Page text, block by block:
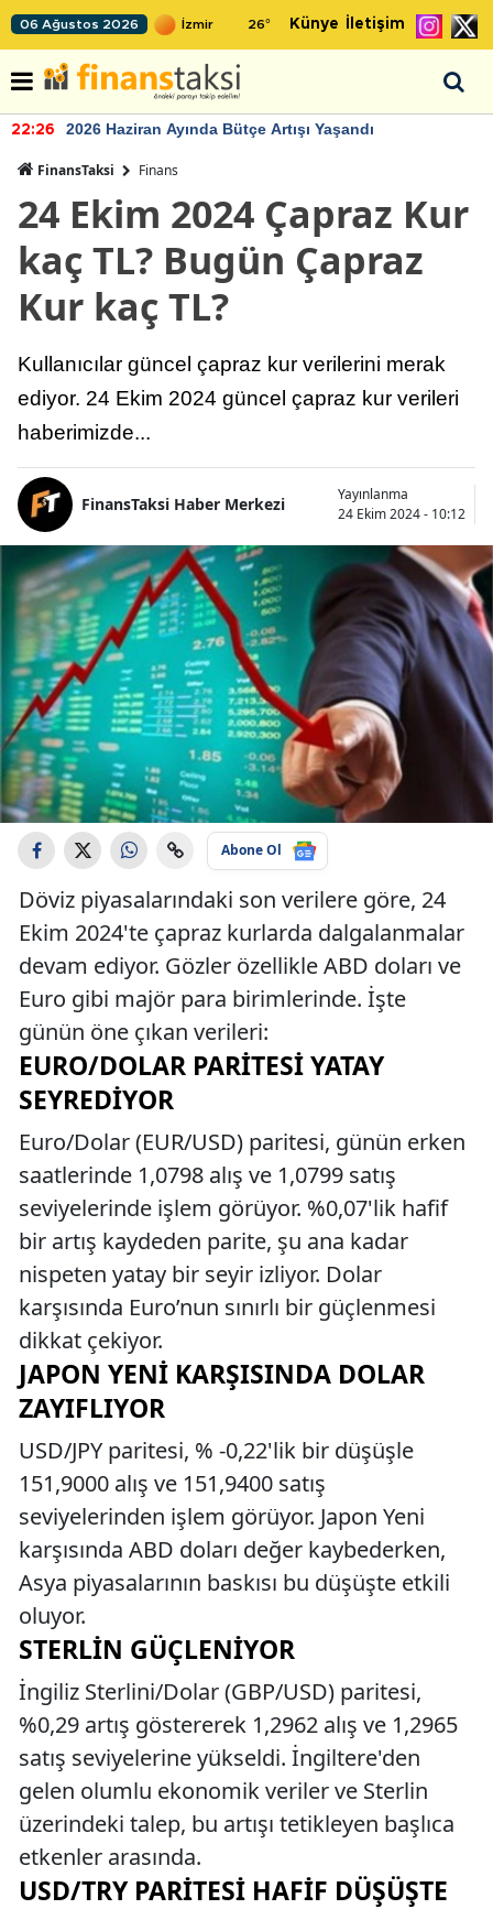
06 Ağustos 2026 26° Künye İletişim
22:26 2026 Haziran Ayında Bütçe Artışı Yaşandı
FinansTaksi Finans
24 Ekim 2024 Çapraz Kur
kaç TL? Bugün Çapraz
Kur kaç TL?
Kullanıcılar güncel çapraz kur verilerini merak
ediyor. 24 Ekim 2024 güncel çapraz kur verileri
haberimizde...
FinansTaksi Haber Merkezi
Yayınlanma
24 Ekim 2024 - 10:12
Abone Ol
Döviz piyasalarındaki son verilere göre, 24
Ekim 2024'te çapraz kurlarda dalgalanmalar
devam ediyor. Gözler özellikle ABD doları ve
Euro gibi majör para birimlerinde. İşte
günün öne çıkan verileri:
EURO/DOLAR PARITESI YATAY
SEYREDIYOR
Euro/Dolar (EUR/USD) paritesi, günün erken
saatlerinde 1,0798 alış ve 1,0799 satış
seviyelerinde işlem görüyor. %0,07'lik hafif
bir artış kaydeden parite, şu ana kadar
nispeten yatay bir seyir izliyor. Dolar
karşısında Euro’nun sınırlı bir güçlenmesi
dikkat çekiyor.
JAPON YENI KARŞISINDA DOLAR
ZAYIFLIYOR
USD/JPY paritesi, % -0,22'lik bir düşüşle
151,9000 alış ve 151,9400 satış
seviyelerinden işlem görüyor. Japon Yeni
karşısında ABD doları değer kaybederken,
Asya piyasalarının baskısı bu düşüşte etkili
oluyor.
STERLIN GÜÇLENIYOR
İngiliz Sterlini/Dolar (GBP/USD) paritesi,
%0,29 artış göstererek 1,2962 alış ve 1,2965
satış seviyelerine yükseldi. İngiltere'den
gelen olumlu ekonomik veriler ve Sterlin
üzerindeki talep, bu artışı tetikleyen başlıca
etkenler arasında.
USD/TRY PARITESI HAFIF DÜŞÜŞTE